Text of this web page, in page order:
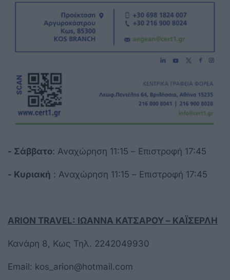
- Σάββατο: Αναχώρηση 11:15 – Επιστροφή 17:45
- Κυριακή : Αναχώρηση 11:15 – Επιστροφή 17:45
ARION TRAVEL: ΙΩΑΝΝΑ ΚΑΤΣΑΡΟΥ – ΚΑΪΣΕΡΛΗ
Κανάρη 8, Κως Τηλ. 2242049930
Email: kos_arion@hotmail.com